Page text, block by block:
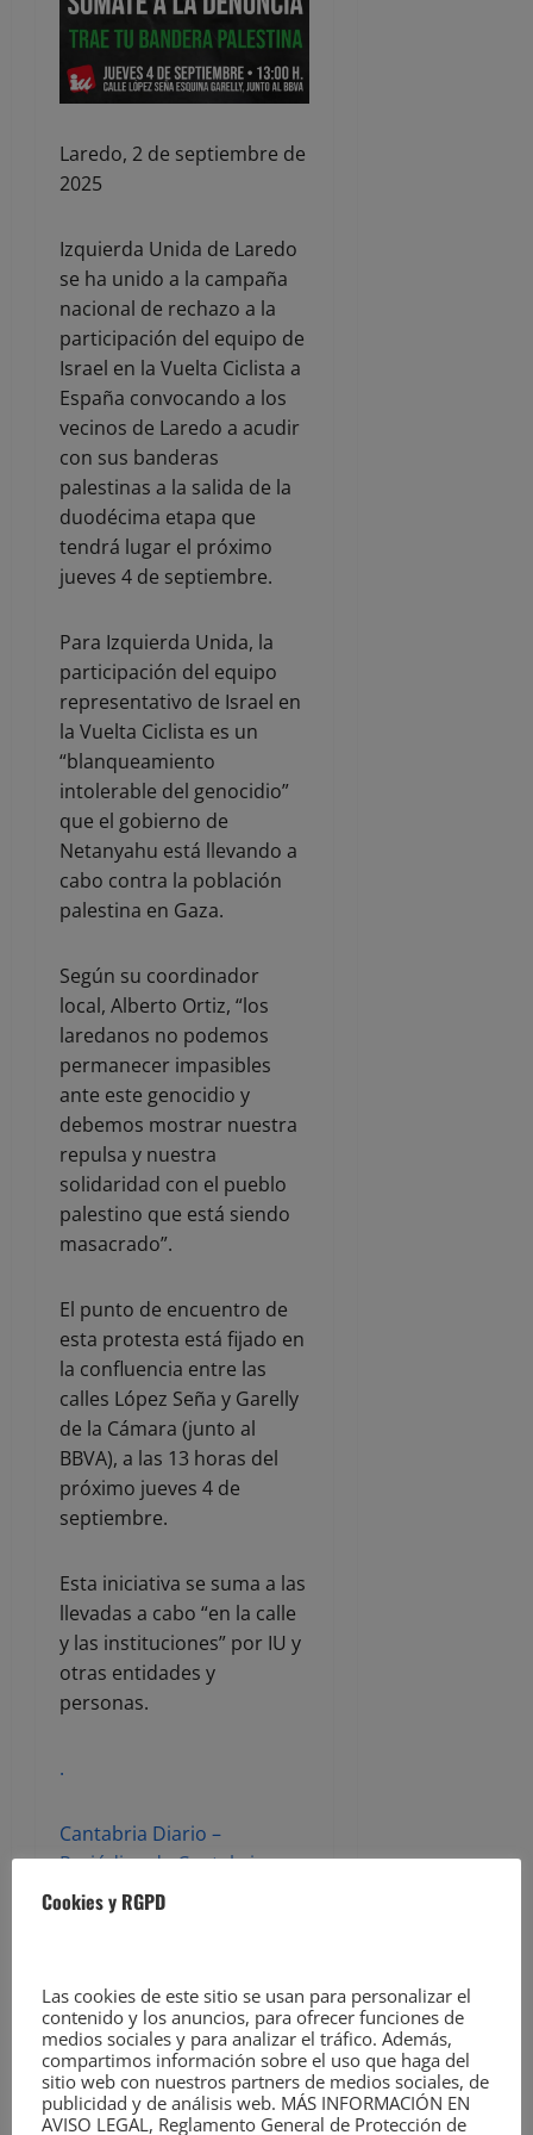
Laredo, 2 de septiembre de
2025
Izquierda Unida de Laredo
se ha unido a la campaña
nacional de rechazo a la
participación del equipo de
Israel en la Vuelta Ciclista a
España convocando a los
vecinos de Laredo a acudir
con sus banderas
palestinas a la salida de la
duodécima etapa que
tendrá lugar el próximo
jueves 4 de septiembre.
Para Izquierda Unida, la
participación del equipo
representativo de Israel en
la Vuelta Ciclista es un
“blanqueamiento
intolerable del genocidio”
que el gobierno de
Netanyahu está llevando a
cabo contra la población
palestina en Gaza.
Según su coordinador
local, Alberto Ortiz, “los
laredanos no podemos
permanecer impasibles
ante este genocidio y
debemos mostrar nuestra
repulsa y nuestra
solidaridad con el pueblo
palestino que está siendo
masacrado”.
El punto de encuentro de
esta protesta está fijado en
la confluencia entre las
calles López Seña y Garelly
de la Cámara (junto al
BBVA), a las 13 horas del
próximo jueves 4 de
septiembre.
Esta iniciativa se suma a las
llevadas a cabo “en la calle
y las instituciones” por IU y
otras entidades y
personas.
.
Cantabria Diario –
Periódico de Cantabria,
Diario de Cantabria,
Cookies y RGPD
Las cookies de este sitio se usan para personalizar el
contenido y los anuncios, para ofrecer funciones de
medios sociales y para analizar el tráfico. Además,
compartimos información sobre el uso que haga del
sitio web con nuestros partners de medios sociales, de
publicidad y de análisis web. MÁS INFORMACIÓN EN
AVISO LEGAL, Reglamento General de Protección de